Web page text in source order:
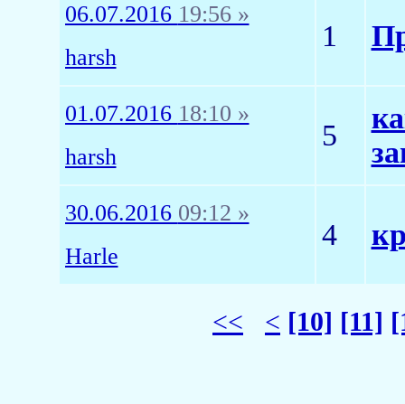
06.07.2016 19:56 »
harsh
1
01.07.2016 18:10 »
harsh
5
30.06.2016 09:12 »
Harle
4
<< < [10] [11]